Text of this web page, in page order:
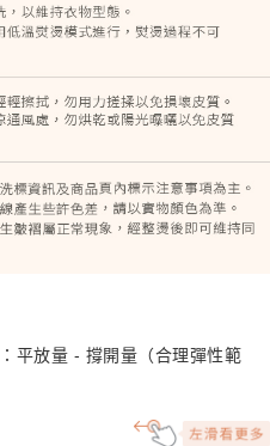
平放量 - 撐開量（合理彈性範